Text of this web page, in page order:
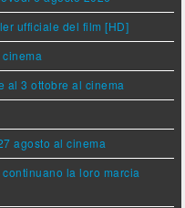
ufficiale del film [HD]
al 3 ottobre al cinema
agosto al cinema
la loro marcia